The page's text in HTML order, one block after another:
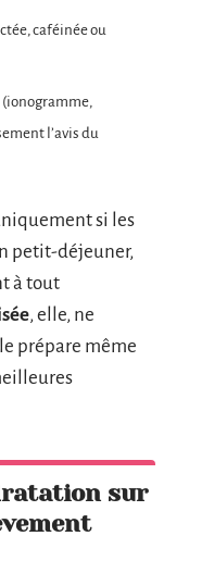
caféinée ou
(ionogramme,
l’avis du
si les
petit-déjeuner,
à tout
, elle, ne
prépare même
sur